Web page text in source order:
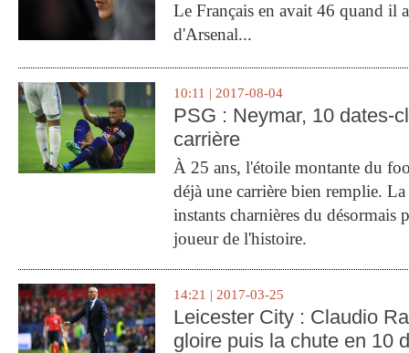
Le Français en avait 46 quand il
d'Arsenal...
10:11 | 2017-08-04
PSG : Neymar, 10 dates-
carrière
À 25 ans, l'étoile montante du
déjà une carrière bien remplie.
instants charnières du désormais
joueur de l'histoire.
14:21 | 2017-03-25
Leicester City : Claudio
gloire puis la chute en 10